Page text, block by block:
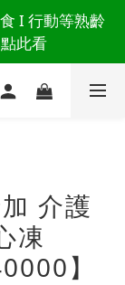
生活貼心巧
I 行動等熟齡
此看
生活貼心巧
介護
凍
】